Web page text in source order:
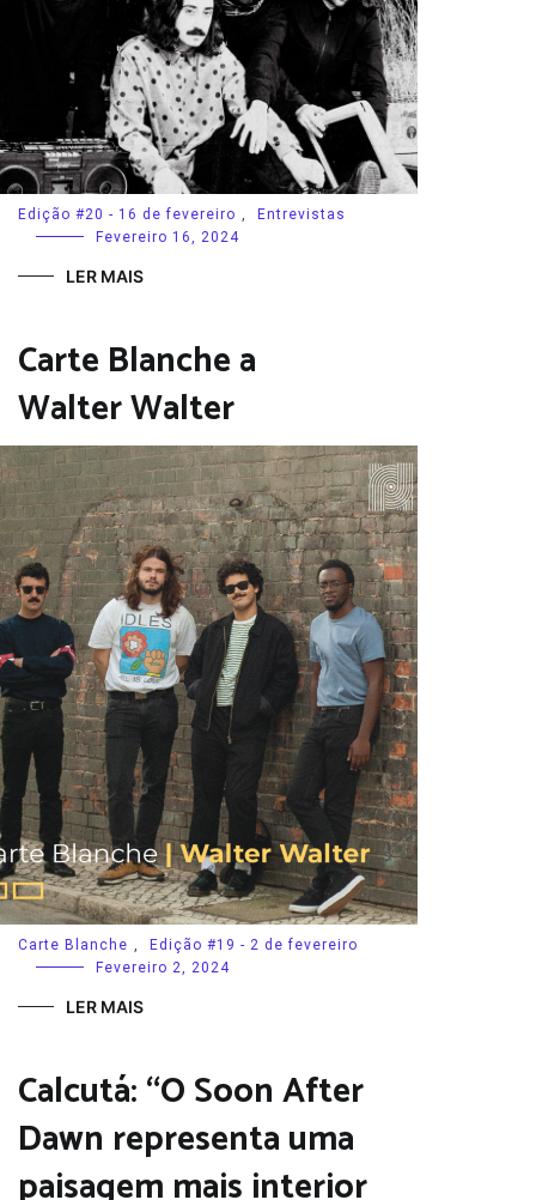
Edição #20 - 16 de fevereiro ,
Entrevistas
Fevereiro 16, 2024
LER MAIS
Carte Blanche a
Walter Walter
Carte Blanche ,
Edição #19 - 2 de fevereiro
Fevereiro 2, 2024
LER MAIS
Calcutá: “O Soon After
Dawn representa uma
paisagem mais interior